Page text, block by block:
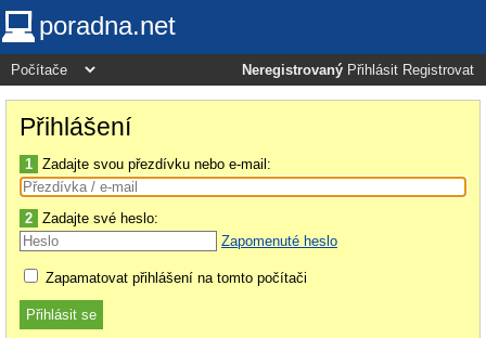
poradna.net
Neregistrovaný Přihlásit Registrovat
Přihlášení
1 Zadajte svou přezdívku nebo e-mail:
2 Zadajte své heslo:
Zapomenuté heslo
Zapamatovat přihlášení na tomto počítači